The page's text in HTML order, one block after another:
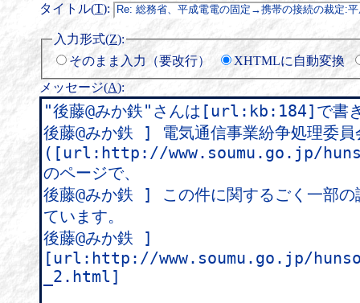
タイトル(T):
入力形式(Z):
そのまま入力（要改行）
XHTMLに自動変換
メッセージ(A):